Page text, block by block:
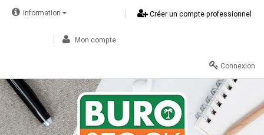
Information Créer un compte professionnel
Mon compte
Connexion